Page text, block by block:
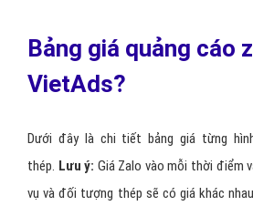
Bảng giá quảng cáo
VietAds?
Dưới đây là chi tiết bảng giá từng
thép. Lưu ý: Giá Zalo vào mỗi thời điểm
vụ và đối tượng thép sẽ có giá khác